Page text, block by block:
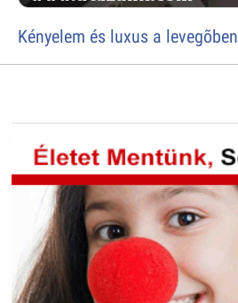
Kényelem és luxus a levegõben